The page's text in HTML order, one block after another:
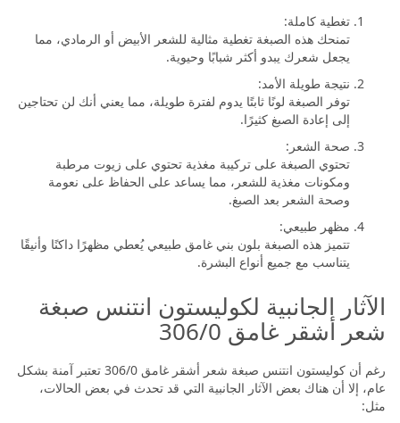
تغطية كاملة:
تمنحك هذه الصبغة تغطية مثالية للشعر الأبيض أو الرمادي، مما
يجعل شعرك يبدو أكثر شبابًا وحيوية.
نتيجة طويلة الأمد:
توفر الصبغة لونًا ثابتًا يدوم لفترة طويلة، مما يعني أنك لن تحتاجين
إلى إعادة الصبغ كثيرًا.
صحة الشعر:
تحتوي الصبغة على تركيبة مغذية تحتوي على زيوت مرطبة
ومكونات مغذية للشعر، مما يساعد على الحفاظ على نعومة
وصحة الشعر بعد الصبغ.
مظهر طبيعي:
تتميز هذه الصبغة بلون بني غامق طبيعي يُعطي مظهرًا داكنًا وأنيقًا
يتناسب مع جميع أنواع البشرة.
الآثار الجانبية لكوليستون انتنس صبغة
شعر أشقر غامق 306/0
رغم أن كوليستون انتنس صبغة شعر أشقر غامق 306/0 تعتبر آمنة بشكل
عام، إلا أن هناك بعض الآثار الجانبية التي قد تحدث في بعض الحالات،
مثل: